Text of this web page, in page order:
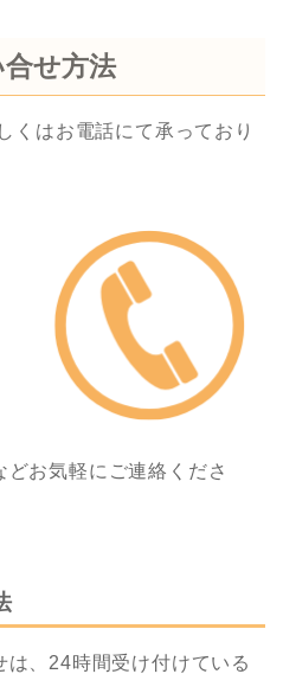
せ方法
くはお電話にて承っており
お気軽にご連絡くださ
、24時間受け付けている